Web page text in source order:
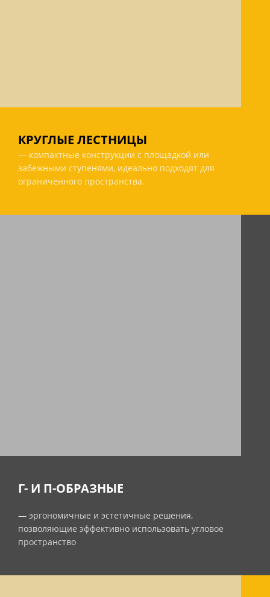
КРУГЛЫЕ ЛЕСТНИЦЫ
— компактные конструкции с площадкой или
забежными ступенями, идеально подходят для
ограниченного пространства.
Г- И П-ОБРАЗНЫЕ
— эргономичные и эстетичные решения,
позволяющие эффективно использовать угловое
пространство